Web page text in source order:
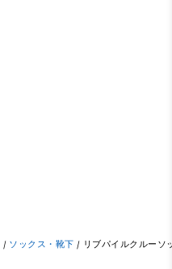
/ ソックス・靴下 / リブパイルクルーソ